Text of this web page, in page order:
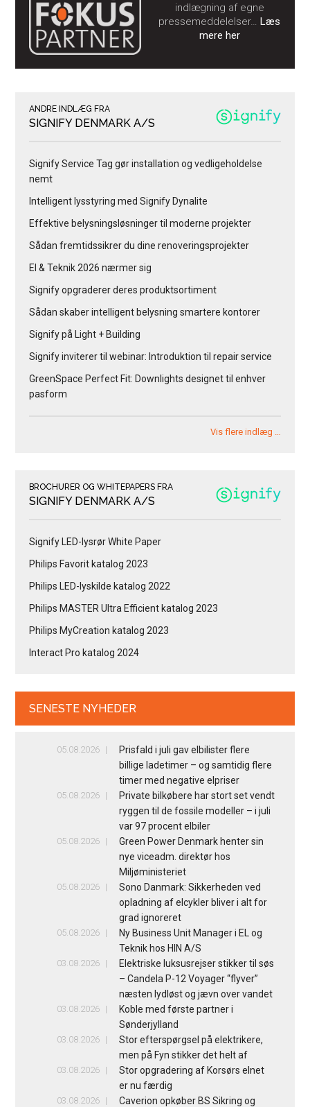
indlægning af egne
pressemeddelelser…Læs
mere her
ANDRE INDLÆG FRA
SIGNIFY DENMARK A/S
Signify Service Tag gør installation og vedligeholdelse
nemt
Intelligent lysstyring med Signify Dynalite
Effektive belysningsløsninger til moderne projekter
Sådan fremtidssikrer du dine renoveringsprojekter
El & Teknik 2026 nærmer sig
Signify opgraderer deres produktsortiment
Sådan skaber intelligent belysning smartere kontorer
Signify på Light + Building
Signify inviterer til webinar: Introduktion til repair service
GreenSpace Perfect Fit: Downlights designet til enhver
pasform
Vis flere indlæg …
BROCHURER OG WHITEPAPERS FRA
SIGNIFY DENMARK A/S
Signify LED-lysrør White Paper
Philips Favorit katalog 2023
Philips LED-lyskilde katalog 2022
Philips MASTER Ultra Efficient katalog 2023
Philips MyCreation katalog 2023
Interact Pro katalog 2024
SENESTE NYHEDER
05.08.2026
Prisfald i juli gav elbilister flere
billige ladetimer – og samtidig flere
timer med negative elpriser
05.08.2026
Private bilkøbere har stort set vendt
ryggen til de fossile modeller – i juli
var 97 procent elbiler
05.08.2026
Green Power Denmark henter sin
nye viceadm. direktør hos
Miljøministeriet
05.08.2026
Sono Danmark: Sikkerheden ved
opladning af elcykler bliver i alt for
grad ignoreret
05.08.2026
Ny Business Unit Manager i EL og
Teknik hos HIN A/S
03.08.2026
Elektriske luksusrejser stikker til søs
– Candela P-12 Voyager “flyver”
næsten lydløst og jævn over vandet
03.08.2026
Koble med første partner i
Sønderjylland
03.08.2026
Stor efterspørgsel på elektrikere,
men på Fyn stikker det helt af
03.08.2026
Stor opgradering af Korsørs elnet
er nu færdig
03.08.2026
Caverion opkøber BS Sikring og